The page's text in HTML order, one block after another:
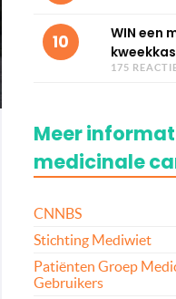
10
WIN een
175
Meer
medicinale
CNNBS
Stichting Mediwiet
Patiënten Groep
Gebruikers